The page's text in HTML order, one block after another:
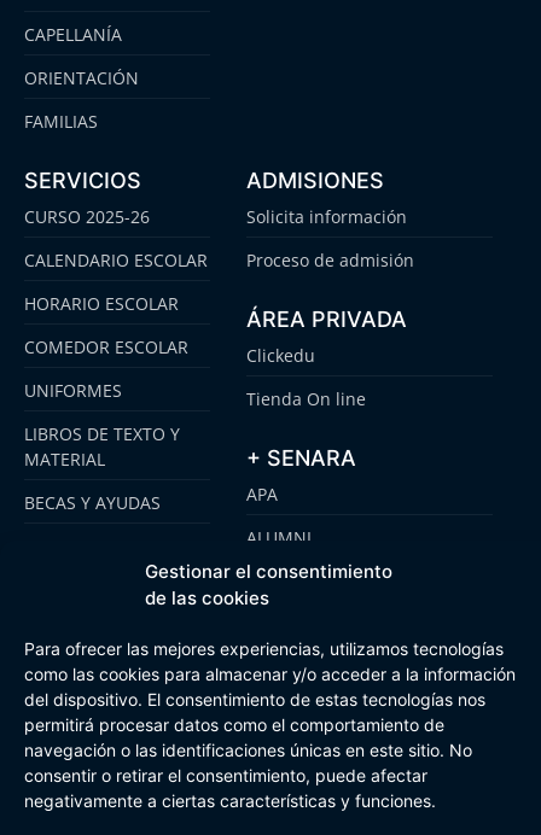
Gestionar el consentimiento
de las cookies
Para ofrecer las mejores experiencias, utilizamos tecnologías
como las cookies para almacenar y/o acceder a la información
del dispositivo. El consentimiento de estas tecnologías nos
permitirá procesar datos como el comportamiento de
navegación o las identificaciones únicas en este sitio. No
consentir o retirar el consentimiento, puede afectar
negativamente a ciertas características y funciones.
CAPELLANÍA
ORIENTACIÓN
FAMILIAS
SERVICIOS
CURSO 2025-26
CALENDARIO ESCOLAR
HORARIO ESCOLAR
COMEDOR ESCOLAR
UNIFORMES
LIBROS DE TEXTO Y
MATERIAL
BECAS Y AYUDAS
ADMISIONES
Solicita información
Proceso de admisión
ÁREA PRIVADA
Clickedu
Tienda On line
+ SENARA
APA
ALUMNI
SENARA SENIOR
Aviso Legal Política de cookies
Canal de Información Interna
Buzón Plan Regional